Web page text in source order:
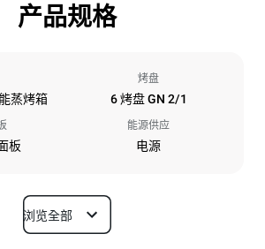
产品规格
蒸烤箱
烤盘
6 烤盘 GN 2/1
板
能源供应
电源
尺寸
浏览全部